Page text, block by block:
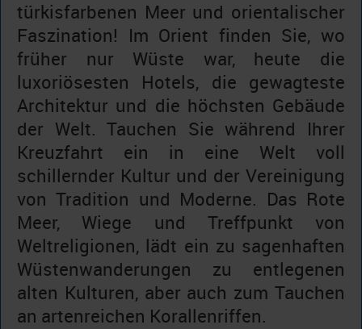
türkisfarbenen Meer und orientalischer
Faszination! Im Orient finden Sie, wo
früher nur Wüste war, heute die
luxoriösesten Hotels, die gewagteste
Architektur und die höchsten Gebäude
der Welt. Tauchen Sie während Ihrer
Kreuzfahrt ein in eine Welt voll
schillernder Kultur und der Vereinigung
von Tradition und Moderne. Das Rote
Meer, Wiege und Treffpunkt von
Weltreligionen, lädt ein zu sagenhaften
Wüstenwanderungen zu entlegenen
alten Kulturen, aber auch zum Tauchen
an artenreichen Korallenriffen.